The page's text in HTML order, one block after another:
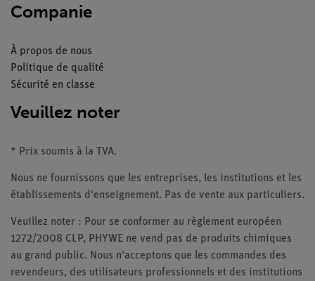
Companie
À propos de nous
Politique de qualité
Sécurité en classe
Veuillez noter
* Prix soumis à la TVA.
Nous ne fournissons que les entreprises, les institutions et les
établissements d'enseignement. Pas de vente aux particuliers.
Veuillez noter : Pour se conformer au règlement européen
1272/2008 CLP, PHYWE ne vend pas de produits chimiques
au grand public. Nous n'acceptons que les commandes des
revendeurs, des utilisateurs professionnels et des institutions